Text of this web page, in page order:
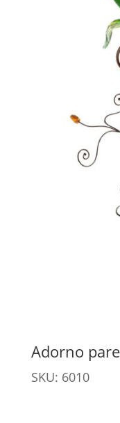
Adorno
SKU: 6010